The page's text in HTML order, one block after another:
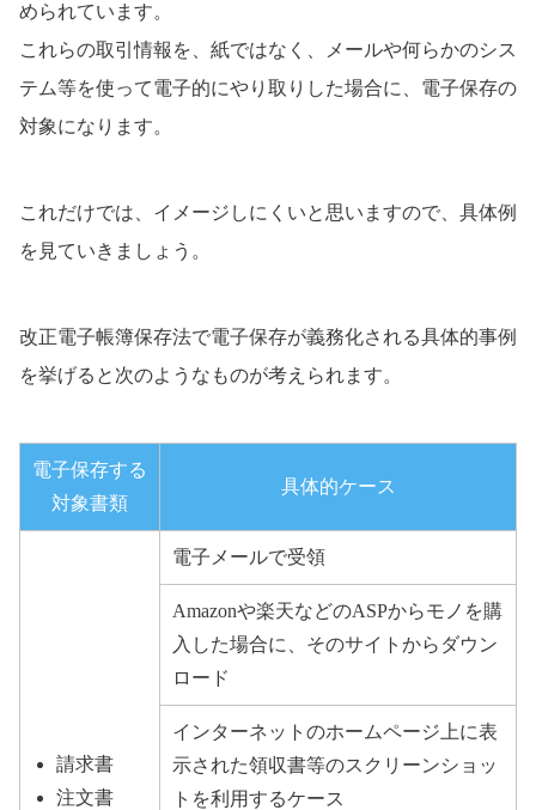
められています。
これらの取引情報を、紙ではなく、メールや何らかのシス
テム等を使って電子的にやり取りした場合に、電子保存の
対象になります。
これだけでは、イメージしにくいと思いますので、具体例
を見ていきましょう。
改正電子帳簿保存法で電子保存が義務化される具体的事例
を挙げると次のようなものが考えられます。
電子保存する
対象書類
具体的ケース
請求書
注文書
電子メールで受領
Amazonや楽天などのASPからモノを購
入した場合に、そのサイトからダウン
ロード
インターネットのホームページ上に表
示された領収書等のスクリーンショッ
トを利用するケース